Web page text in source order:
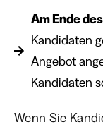
Am Ende
Kandidaten
Angebot
Kandidaten
Wenn Sie